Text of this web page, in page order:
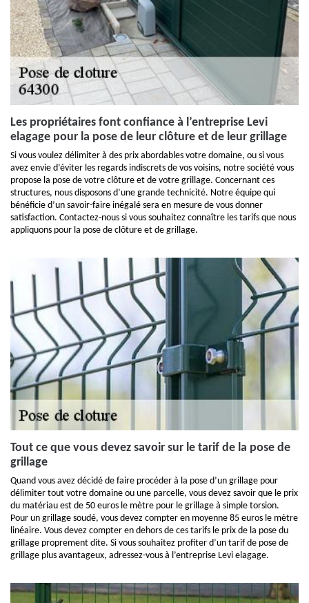
Les propriétaires font confiance à l’entreprise Levi
elagage pour la pose de leur clôture et de leur grillage
Si vous voulez délimiter à des prix abordables votre domaine, ou si vous
avez envie d’éviter les regards indiscrets de vos voisins, notre société vous
propose la pose de votre clôture et de votre grillage. Concernant ces
structures, nous disposons d’une grande technicité. Notre équipe qui
bénéficie d’un savoir-faire inégalé sera en mesure de vous donner
satisfaction. Contactez-nous si vous souhaitez connaître les tarifs que nous
appliquons pour la pose de clôture et de grillage.
Tout ce que vous devez savoir sur le tarif de la pose de
grillage
Quand vous avez décidé de faire procéder à la pose d’un grillage pour
délimiter tout votre domaine ou une parcelle, vous devez savoir que le prix
du matériau est de 50 euros le mètre pour le grillage à simple torsion.
Pour un grillage soudé, vous devez compter en moyenne 85 euros le mètre
linéaire. Vous devez compter en dehors de ces tarifs le prix de la pose du
grillage proprement dite. Si vous souhaitez profiter d’un tarif de pose de
grillage plus avantageux, adressez-vous à l’entreprise Levi elagage.